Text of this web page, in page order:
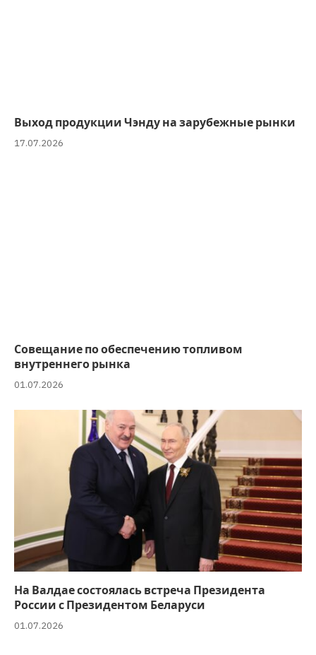
Выход продукции Чэнду на зарубежные рынки
17.07.2026
Совещание по обеспечению топливом
внутреннего рынка
01.07.2026
На Валдае состоялась встреча Президента
России с Президентом Беларуси
01.07.2026